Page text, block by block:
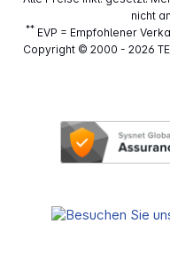
nicht
** EVP = Empfohlener
Copyright © 2000 - 2026